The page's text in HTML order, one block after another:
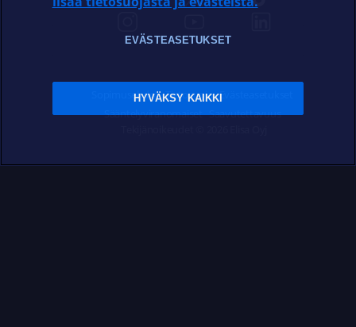
Sopimusehdot Tietosuoja Evästeasetukset
Sääntelyviranomaiset Saavutettavuus
EVÄSTEASETUKSET
HYVÄKSY KAIKKI